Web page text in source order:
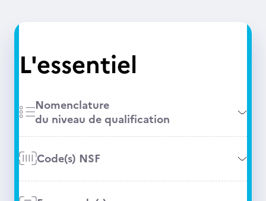
L'essentiel
Nomenclature
du niveau de qualification
Code(s) NSF